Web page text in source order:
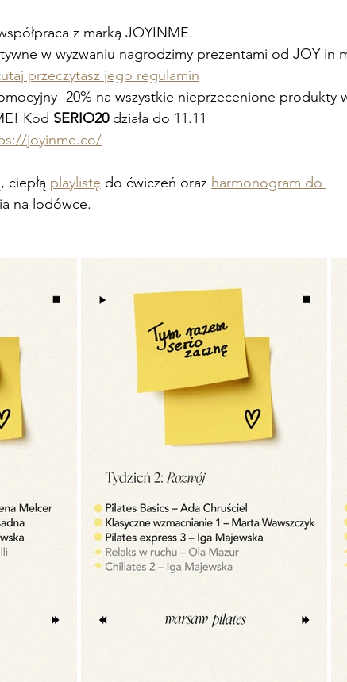
z marką JOYINME.
w wyzwaniu nagrodzimy prezentami od JOY in
przeczytasz jego regulamin
-20% na wszystkie nieprzecenione produkty
Kod SERIO20 działa do 11.11
joyinme.co/
ciepłą playlistę do ćwiczeń oraz harmonogram do
na lodówce.